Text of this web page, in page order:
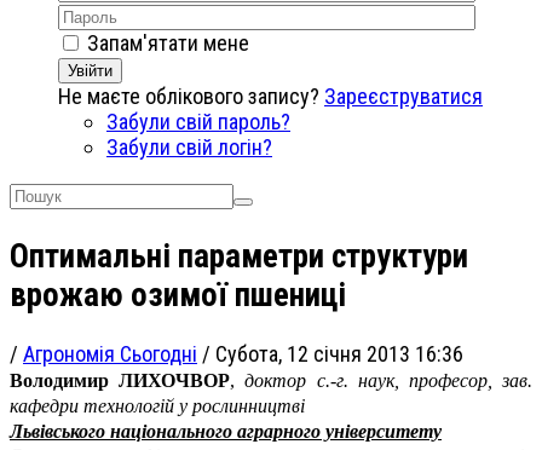
Запам'ятати мене
Увійти
Не маєте облікового запису? Зареєструватися
Забули свій пароль?
Забули свій логін?
Оптимальні параметри структури
врожаю озимої пшениці
/ Агрономія Сьогодні / Субота, 12 січня 2013 16:36
Володимир ЛИХОЧВОР,доктор с.-г. наук, професор, зав.
кафедри технологій у рослинництві
Львівського національного аграрного університету